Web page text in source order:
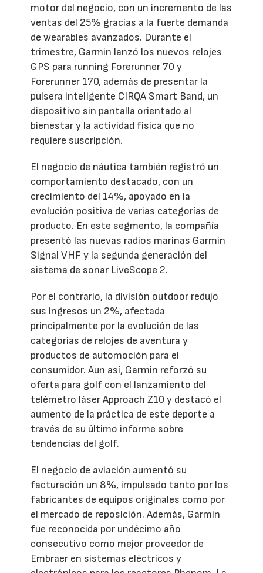
motor del negocio, con un incremento de las
ventas del 25% gracias a la fuerte demanda
de wearables avanzados. Durante el
trimestre, Garmin lanzó los nuevos relojes
GPS para running Forerunner 70 y
Forerunner 170, además de presentar la
pulsera inteligente CIRQA Smart Band, un
dispositivo sin pantalla orientado al
bienestar y la actividad física que no
requiere suscripción.
El negocio de náutica también registró un
comportamiento destacado, con un
crecimiento del 14%, apoyado en la
evolución positiva de varias categorías de
producto. En este segmento, la compañía
presentó las nuevas radios marinas Garmin
Signal VHF y la segunda generación del
sistema de sonar LiveScope 2.
Por el contrario, la división outdoor redujo
sus ingresos un 2%, afectada
principalmente por la evolución de las
categorías de relojes de aventura y
productos de automoción para el
consumidor. Aun así, Garmin reforzó su
oferta para golf con el lanzamiento del
telémetro láser Approach Z10 y destacó el
aumento de la práctica de este deporte a
través de su último informe sobre
tendencias del golf.
El negocio de aviación aumentó su
facturación un 8%, impulsado tanto por los
fabricantes de equipos originales como por
el mercado de reposición. Además, Garmin
fue reconocida por undécimo año
consecutivo como mejor proveedor de
Embraer en sistemas eléctricos y